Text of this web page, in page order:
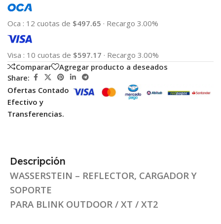
Oca : 12 cuotas de $497.65 · Recargo 3.00%
Visa : 10 cuotas de $597.17 · Recargo 3.00%
Comparar
Agregar producto a deseados
Share:
Ofertas Contado
Efectivo y
Transferencias.
Descripción
WASSERSTEIN – REFLECTOR, CARGADOR Y
SOPORTE
PARA BLINK OUTDOOR / XT / XT2